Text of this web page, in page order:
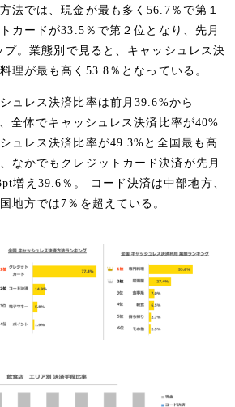
法では、現金が最も多く56.7％で第１
カードが33.5％で第２位となり、先月
プ。業態別で見ると、キャッシュレス決
理が最も高く53.8％となっている。
ュレス決済比率は前月39.6%から
全体でキャッシュレス決済比率が40%
ュレス決済比率が49.3%と全国最も高
なかでもクレジットカード決済が先月
増え39.6％。 コード決済は中部地方、
地方では7％を超えている。